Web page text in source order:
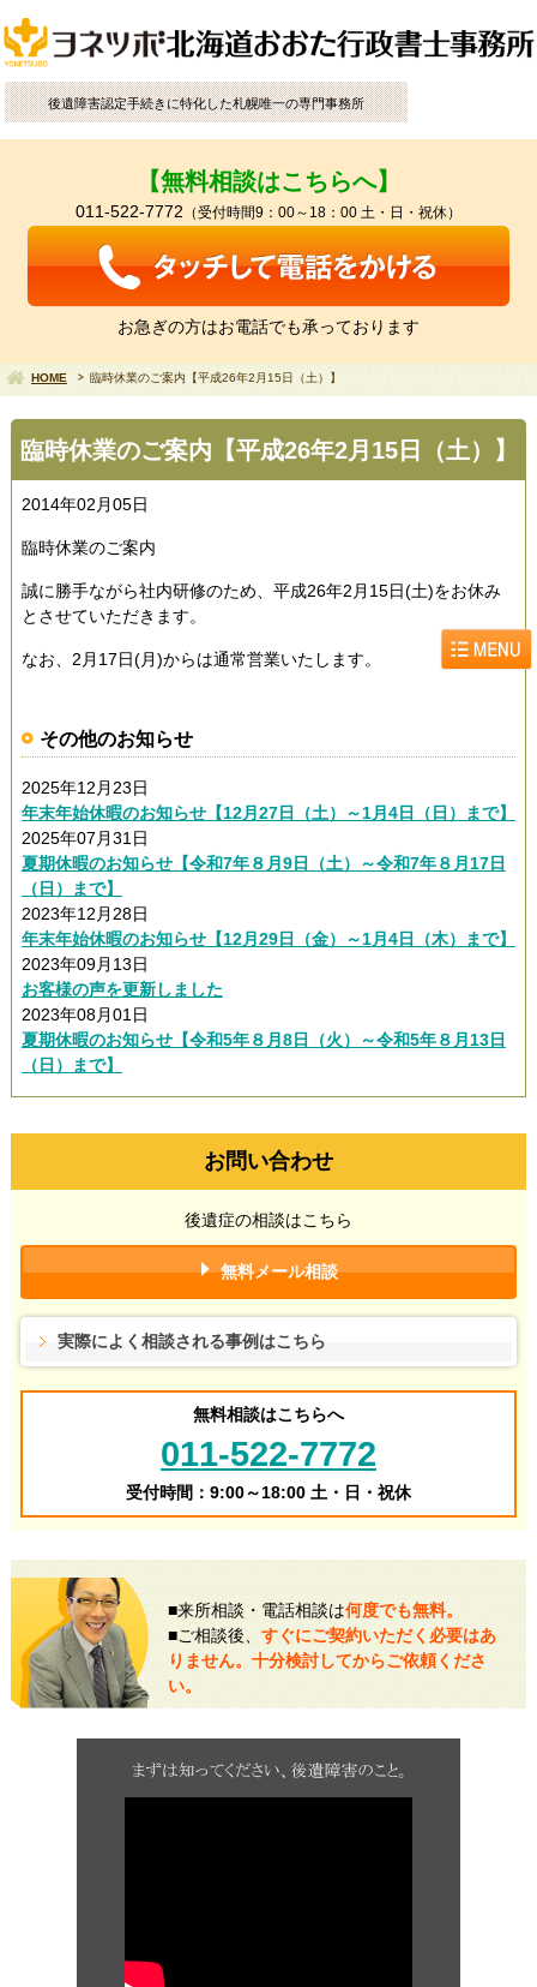
後遺障害認定手続きに特化した札幌唯一の専門事務所
【無料相談はこちらへ】
011-522-7772 （受付時間9：00～18：00 土・日・祝休）
お急ぎの方はお電話でも承っております
HOME 臨時休業のご案内【平成26年2月15日（土）】
臨時休業のご案内【平成26年2月15日（土）】
2014年02月05日
臨時休業のご案内
誠に勝手ながら社内研修のため、平成26年2月15日(土)をお休み
とさせていただきます。
なお、2月17日(月)からは通常営業いたします。
その他のお知らせ
2025年12月23日
年末年始休暇のお知らせ【12月27日（土）～1月4日（日）まで】
2025年07月31日
夏期休暇のお知らせ【令和7年８月9日（土）～令和7年８月17日
（日）まで】
2023年12月28日
年末年始休暇のお知らせ【12月29日（金）～1月4日（木）まで】
2023年09月13日
お客様の声を更新しました
2023年08月01日
夏期休暇のお知らせ【令和5年８月8日（火）～令和5年８月13日
（日）まで】
お問い合わせ
後遺症の相談はこちら
無料メール相談
実際によく相談される事例はこちら
無料相談はこちらへ
011-522-7772
受付時間：9:00～18:00 土・日・祝休
■来所相談・電話相談は何度でも無料。
■ご相談後、 すぐにご契約いただく必要はあ
りません。十分検討してからご依頼くださ
い。